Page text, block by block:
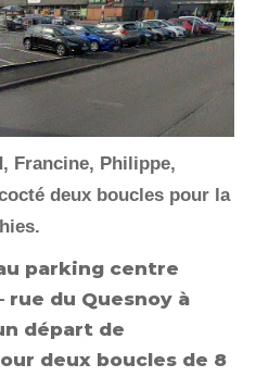
Francine, Philippe,
deux boucles pour la
parking centre
rue du Quesnoy à
départ de
deux boucles de 8